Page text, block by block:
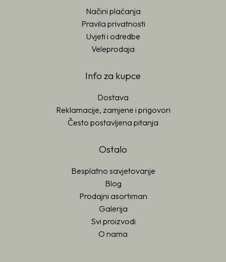
Načini plaćanja
Pravila privatnosti
Uvjeti i odredbe
Veleprodaja
Info za kupce
Dostava
Reklamacije, zamjene i prigovori
Često postavljena pitanja
Ostalo
Besplatno savjetovanje
Blog
Prodajni asortiman
Galerija
Svi proizvodi
O nama